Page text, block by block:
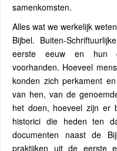
samenkomsten.
Alles wat we werkelijk
Bijbel. Buiten-
eerste eeuw en hun
voorhanden. Hoeveel
konden zich perkament
van hen, van de
het doen, hoeveel zijn er
historici die heden ten
documenten naast de
praktijken uit de eerste